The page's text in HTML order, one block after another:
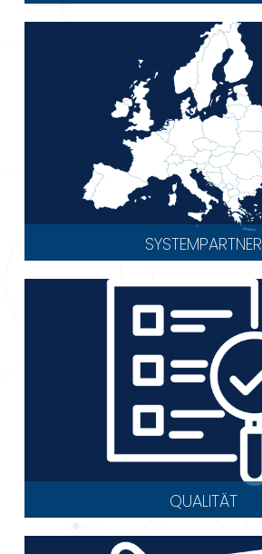
SYSTEMPARTNER
QUALITÄT